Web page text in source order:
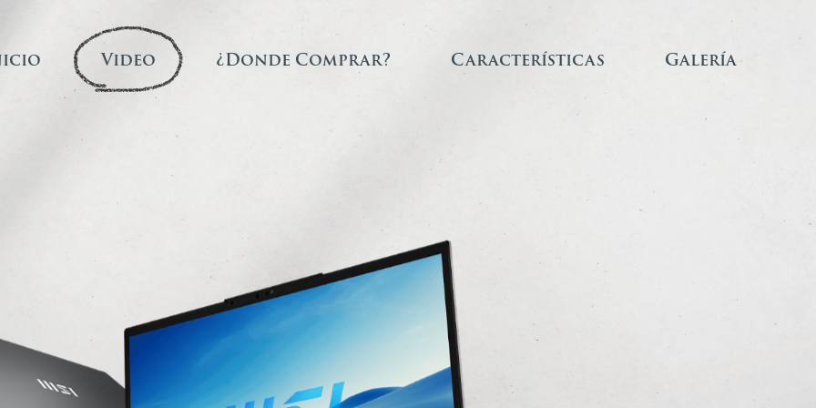
Video ¿Donde Comprar? Características Galería